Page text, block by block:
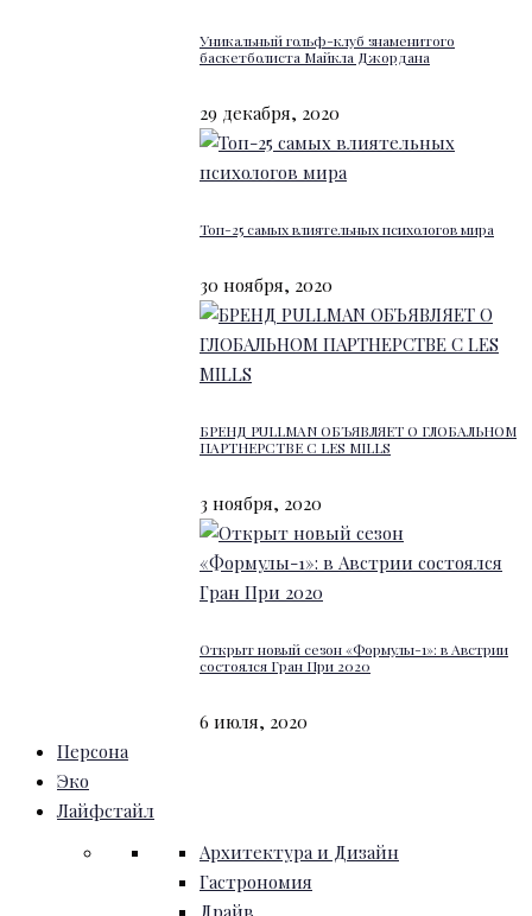
Уникальный гольф-клуб знаменитого
баскетболиста Майкла Джордана
29 декабря, 2020
Топ-25 самых влиятельных психологов мира
30 ноября, 2020
БРЕНД PULLMAN ОБЪЯВЛЯЕТ О ГЛОБАЛЬНОМ
ПАРТНЕРСТВЕ С LES MILLS
3 ноября, 2020
Открыт новый сезон «Формулы-1»: в Австрии
состоялся Гран При 2020
6 июля, 2020
Персона
Эко
Лайфстайл
Архитектура и Дизайн
Гастрономия
Драйв